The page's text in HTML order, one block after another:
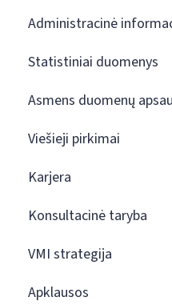
Administracinė
Statistiniai duomenys
Asmens duomenų
Viešieji pirkimai
Karjera
Konsultacinė taryba
VMI strategija
Apklausos